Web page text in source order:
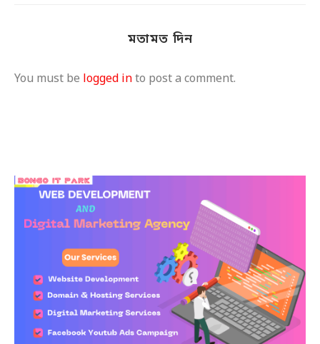
মতামত দিন
You must be logged into post a comment.